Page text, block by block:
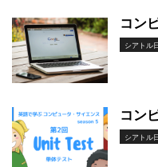
コン
シアトル
コン
シアトル